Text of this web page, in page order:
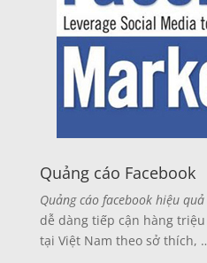
Quảng cáo Facebook
Quảng cáo facebook hiệu quả
dễ dàng tiếp cận hàng
tại Việt Nam theo sở thích,